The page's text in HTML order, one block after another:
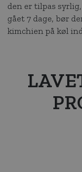
den er tilpas
gået 7 dage, bør
kimchien på køl